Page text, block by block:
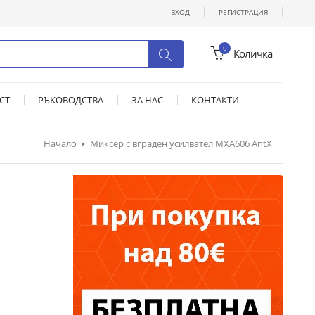
ВХОД РЕГИСТРАЦИЯ
0 Количка
РЪКОВОДСТВА ЗА НАС КОНТАКТИ
Начало Миксер с вграден усилвател MXA606 AntX